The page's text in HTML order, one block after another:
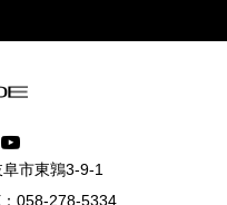
市東鶉3-9-1
058-278-5334